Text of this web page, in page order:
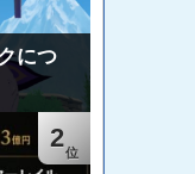
につ
2